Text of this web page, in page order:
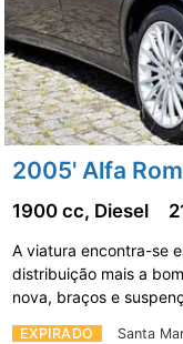
2005' Alfa
EXPIRADO Santa
1900 cc, Diesel
A viatura encontra-se
distribuição mais a
nova, braços e